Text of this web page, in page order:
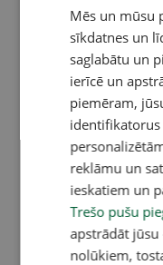
Mēs un mūsu
sīkdatnes un
saglabātu un
ierīcē un
piemēram,
reklāmu un
ieskatiem un
Trešo pušu
apstrādāt
nolūkiem,